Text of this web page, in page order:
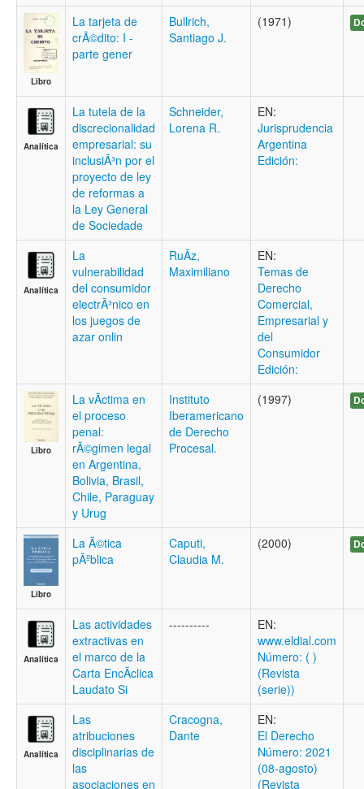
Libro
La tarjeta de
crÃ©dito: I -
parte gener
Bullrich,
Santiago J.
(1971)
Analítica
La tutela de la
discrecionalidad
empresarial: su
inclusiÃ³n por el
proyecto de ley
de reformas a
la Ley General
de Sociedade
Schneider,
Lorena R.
EN:
Jurisprudencia
Argentina
Edición:
Analítica
La
vulnerabilidad
del consumidor
electrÃ³nico en
los juegos de
azar onlin
RuÃ­z,
Maximiliano
EN:
Temas de
Derecho
Comercial,
Empresarial y
del
Consumidor
Edición:
Libro
La vÃ­ctima en
el proceso
penal:
rÃ©gimen legal
en Argentina,
Bolivia, Brasil,
Chile, Paraguay
y Urug
Instituto
Iberamericano
de Derecho
Procesal.
(1997)
Libro
La Ã©tica
pÃºblica
Caputi,
Claudia M.
(2000)
Analítica
Las actividades
extractivas en
el marco de la
Carta EncÃ­clica
Laudato Si
----------
EN:
www.eldial.com
Número: ( )
(Revista
(serie))
Analítica
Las
atribuciones
disciplinarias de
las
asociaciones en
Cracogna,
Dante
EN:
El Derecho
Número: 2021
(08-agosto)
(Revista